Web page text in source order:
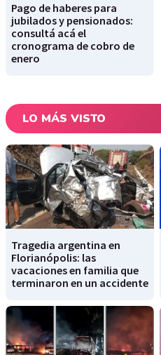
Pago de haberes para
jubilados y pensionados:
consultá acá el
cronograma de cobro de
enero
LO MÁS VISTO
Tragedia argentina en
Florianópolis: las
vacaciones en familia que
terminaron en un accidente